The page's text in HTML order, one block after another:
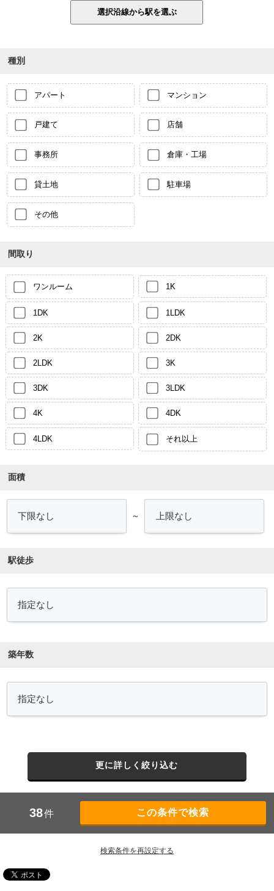
種別
アパート マンション
戸建て 店舗
事務所 倉庫・工場
貸土地 駐車場
その他
間取り
ワンルーム 1K
1DK 1LDK
2K 2DK
2LDK 3K
3DK 3LDK
4K 4DK
4LDK それ以上
面積
～
駅徒歩
築年数
更に詳しく絞り込む
38件
検索条件を再設定する